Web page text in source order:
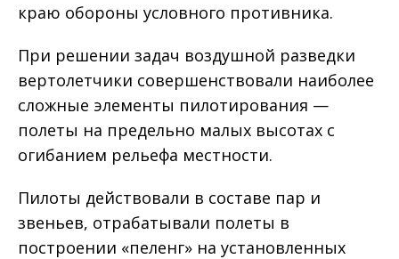
краю обороны условного противника.
При решении задач воздушной разведки
вертолетчики совершенствовали наиболее
сложные элементы пилотирования —
полеты на предельно малых высотах с
огибанием рельефа местности.
Пилоты действовали в составе пар и
звеньев, отрабатывали полеты в
построении «пеленг» на установленных